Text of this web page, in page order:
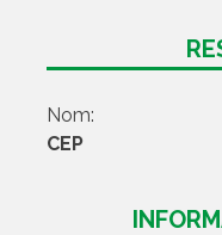
Nom:
CEP